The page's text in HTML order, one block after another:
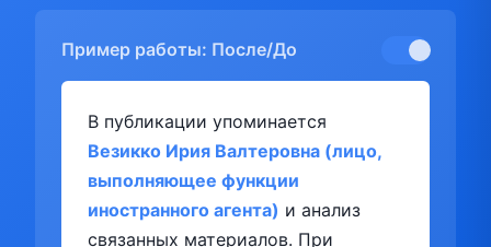
Пример работы: После/До
В публикации упоминается
Везикко Ирия Валтеровна (лицо,
выполняющее функции
иностранного агента) и анализ
связанных материалов. При